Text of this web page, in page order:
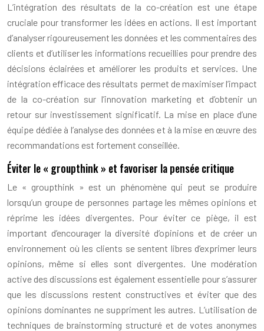
L’intégration des résultats de la co-création est une étape
cruciale pour transformer les idées en actions. Il est important
d’analyser rigoureusement les données et les commentaires des
clients et d’utiliser les informations recueillies pour prendre des
décisions éclairées et améliorer les produits et services. Une
intégration efficace des résultats permet de maximiser l’impact
de la co-création sur l’innovation marketing et d’obtenir un
retour sur investissement significatif. La mise en place d’une
équipe dédiée à l’analyse des données et à la mise en œuvre des
recommandations est fortement conseillée.
Éviter le « groupthink » et favoriser la pensée critique
Le « groupthink » est un phénomène qui peut se produire
lorsqu’un groupe de personnes partage les mêmes opinions et
réprime les idées divergentes. Pour éviter ce piège, il est
important d’encourager la diversité d’opinions et de créer un
environnement où les clients se sentent libres d’exprimer leurs
opinions, même si elles sont divergentes. Une modération
active des discussions est également essentielle pour s’assurer
que les discussions restent constructives et éviter que des
opinions dominantes ne suppriment les autres. L’utilisation de
techniques de brainstorming structuré et de votes anonymes